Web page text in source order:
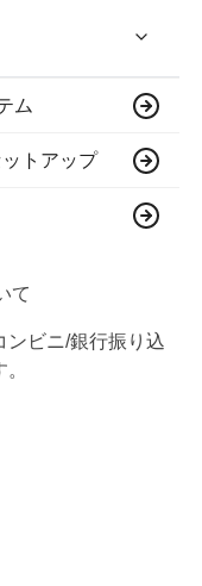
ム
トアップ
て
ンビニ/銀行振り込